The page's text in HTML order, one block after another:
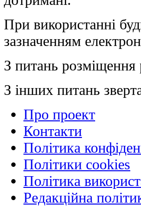
При використанні
зазначенням
З питань розміщення
З інших питань
Про проект
Контакти
Політика
Політики cookies
Політика
Редакційна